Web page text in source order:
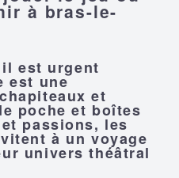
à bras-le-
est urgent
est une
et
poche et boîtes
passions, les
à un voyage
univers théâtral